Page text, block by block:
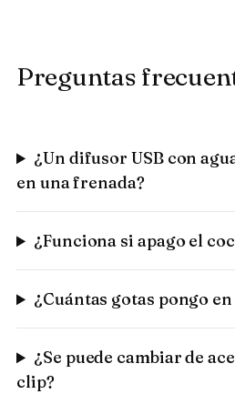
Preguntas
¿Un difusor USB con
en una frenada?
¿Funciona si apago el
¿Cuántas gotas pongo
¿Se puede cambiar de
clip?